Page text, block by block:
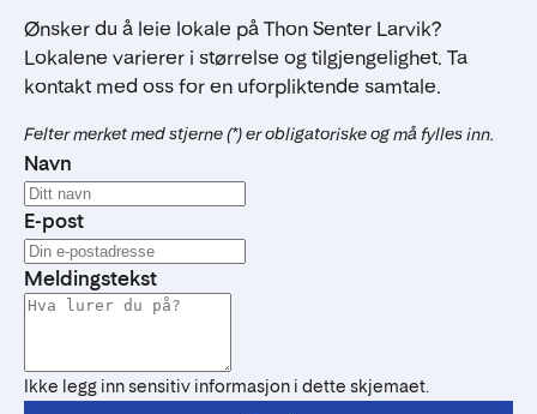
Ønsker du å leie lokale på Thon Senter Larvik?
Lokalene varierer i størrelse og tilgjengelighet. Ta
kontakt med oss for en uforpliktende samtale.
Felter merket med stjerne (*) er obligatoriske og må fylles inn.
Navn
E-post
Meldingstekst
Ikke legg inn sensitiv informasjon i dette skjemaet.